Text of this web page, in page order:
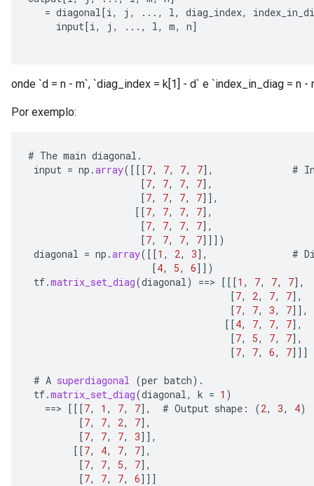
= diagonal[i, j , ..., l, diag_index,
input[i, j , ..., l, m, n]
onde `d = n - m`, `diag_index = k[1] - d` e `index_in_diag = n -
Por exemplo:
# The main diagonal .
input = np .array( [[[7, 7, 7, 7] , #
[7, 7, 7, 7] ,
[7, 7, 7, 7]] ,
[[7, 7, 7, 7] ,
[7, 7, 7, 7] ,
[7, 7, 7, 7]]] )
diagonal = np .array( [[1 , 2, 3] , #
[4, 5, 6]] )
tf.matrix_set_diag(diagonal) ==> [[[1 , 7, 7, 7] ,
[7, 2, 7, 7] ,
[7, 7, 3, 7]] ,
[[4, 7, 7, 7] ,
[7, 5, 7, 7] ,
[7, 7, 6, 7]]]
# A superdiagonal (per batch).
tf.matrix_set_diag(diagonal, k = 1 )
==> [[[7, 1 , 7, 7] , # Output shape : (2, 3, 4)
[7, 7, 2, 7] ,
[7, 7, 7, 3]] ,
[[7, 4, 7, 7] ,
[7, 7, 5, 7] ,
[7, 7, 7, 6]]]